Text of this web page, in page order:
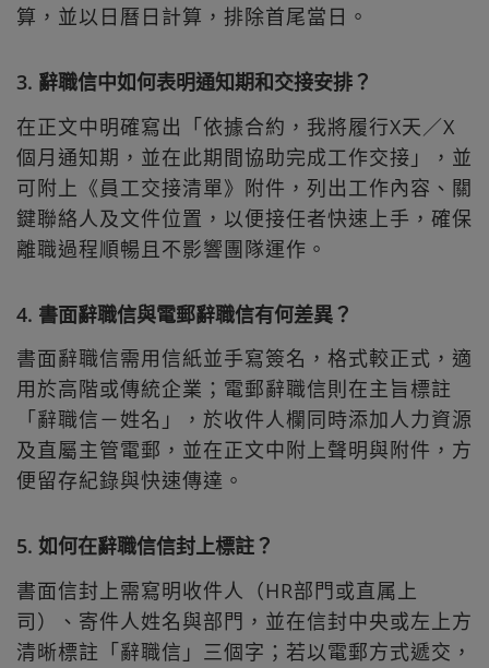
算，並以日曆日計算，排除首尾當日。
3. 辭職信中如何表明通知期和交接安排？
在正文中明確寫出「依據合約，我將履行X天／X
個月通知期，並在此期間協助完成工作交接」，並
可附上《員工交接清單》附件，列出工作內容、關
鍵聯絡人及文件位置，以便接任者快速上手，確保
離職過程順暢且不影響團隊運作。
4. 書面辭職信與電郵辭職信有何差異？
書面辭職信需用信紙並手寫簽名，格式較正式，適
用於高階或傳統企業；電郵辭職信則在主旨標註
「辭職信－姓名」，於收件人欄同時添加人力資源
及直屬主管電郵，並在正文中附上聲明與附件，方
便留存紀錄與快速傳達。
5. 如何在辭職信信封上標註？
書面信封上需寫明收件人（HR部門或直属上
司）、寄件人姓名與部門，並在信封中央或左上方
清晰標註「辭職信」三個字；若以電郵方式遞交，